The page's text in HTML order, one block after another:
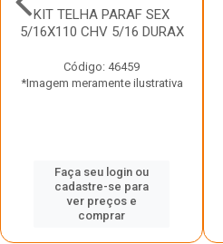
KIT TELHA PARAF SEX
5/16X110 CHV 5/16 DURAX
Código: 46459
*Imagem meramente ilustrativa
Faça seu login ou
cadastre-se para
ver preços e
comprar